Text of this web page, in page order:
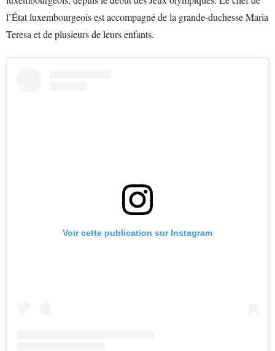
l’État luxembourgeois est accompagné de la grande-duchesse Maria
Teresa et de plusieurs de leurs enfants.
Voir cette publication sur Instagram